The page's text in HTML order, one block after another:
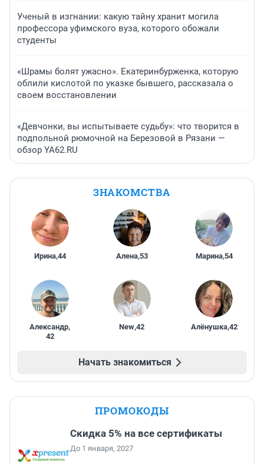
Ученый в изгнании: какую тайну хранит могила
профессора уфимского вуза, которого обожали
студенты
«Шрамы болят ужасно». Екатеринбурженка, которую
облили кислотой по указке бывшего, рассказала о
своем восстановлении
«Девчонки, вы испытываете судьбу»: что творится в
подпольной рюмочной на Березовой в Рязани —
обзор YA62.RU
ЗНАКОМСТВА
Ирина,44 Алена,53 Марина,54
Александр,
42
New,42 Алёнушка,42
Начать знакомиться
ПРОМОКОДЫ
Скидка 5% на все сертификаты
До 1 января, 2027